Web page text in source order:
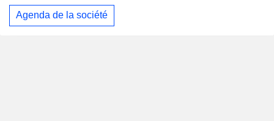
Agenda de la société